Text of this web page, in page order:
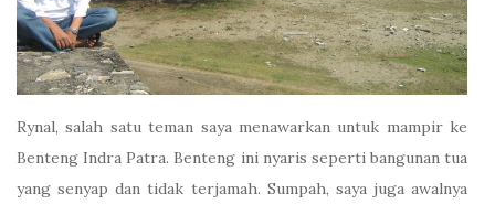
Rynal, salah satu teman saya menawarkan untuk mampir ke
Benteng Indra Patra. Benteng ini nyaris seperti bangunan tua
yang senyap dan tidak terjamah. Sumpah, saya juga awalnya